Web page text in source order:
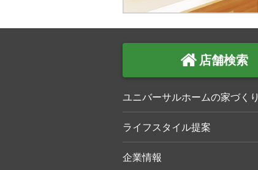
店舗検索
ユニバーサルホームの家づくり
ライフスタイル提案
企業情報